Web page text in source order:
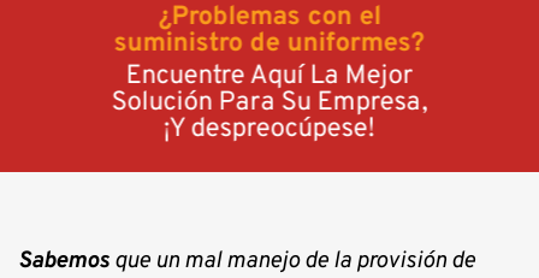
¿Problemas con el
suministro de uniformes?
Encuentre Aquí La Mejor
Solución Para Su Empresa,
¡Y despreocúpese!
Sabemos que un mal manejo de la provisión de